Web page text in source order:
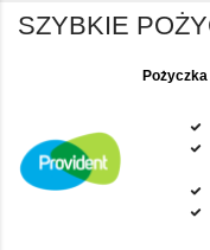
SZYBKIE